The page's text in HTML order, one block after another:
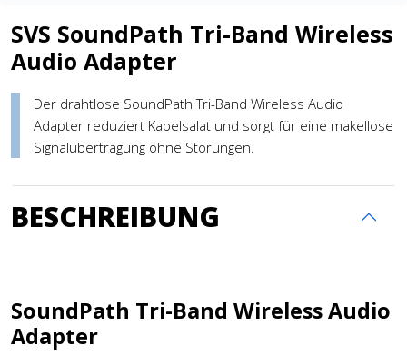
SVS SoundPath Tri-Band Wireless
Audio Adapter
Der drahtlose SoundPath Tri-Band Wireless Audio
Adapter reduziert Kabelsalat und sorgt für eine makellose
Signalübertragung ohne Störungen.
BESCHREIBUNG
SoundPath Tri-Band Wireless Audio
Adapter